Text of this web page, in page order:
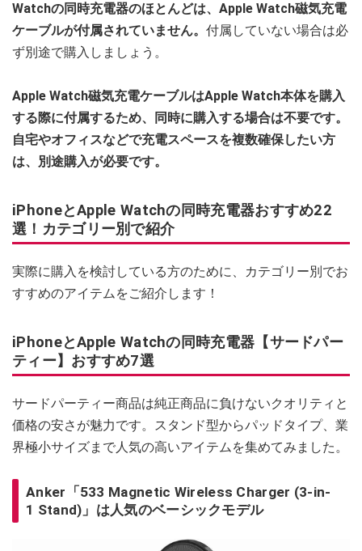
Watchの同時充電器のほとんどは、Apple Watch磁気充電
ケーブルが付属されていません。 付属していない場合は必
ず別途で購入しましょう。
Apple Watch磁気充電ケーブルはApple Watch本体を購入
する際に付属するため、同時に購入する場合は不要です。
自宅やオフィスなどで充電スペースを複数確保したい方
は、別途購入が必要です。
iPhoneとApple Watchの同時充電器おすすめ22
選！カテゴリー別で紹介
実際に購入を検討している方のために、カテゴリー別でお
すすめのアイテムをご紹介します！
iPhoneとApple Watchの同時充電器【サードパー
ティー】おすすめ7選
サードパーティー商品は純正商品に負けないクオリティと
価格の安さが魅力です。スタンド型からパッドタイプ、業
界極小サイズまで人気の高いアイテムを集めてみました。
Anker「533 Magnetic Wireless Charger (3-in-
1 Stand)」は人気のベーシックモデル